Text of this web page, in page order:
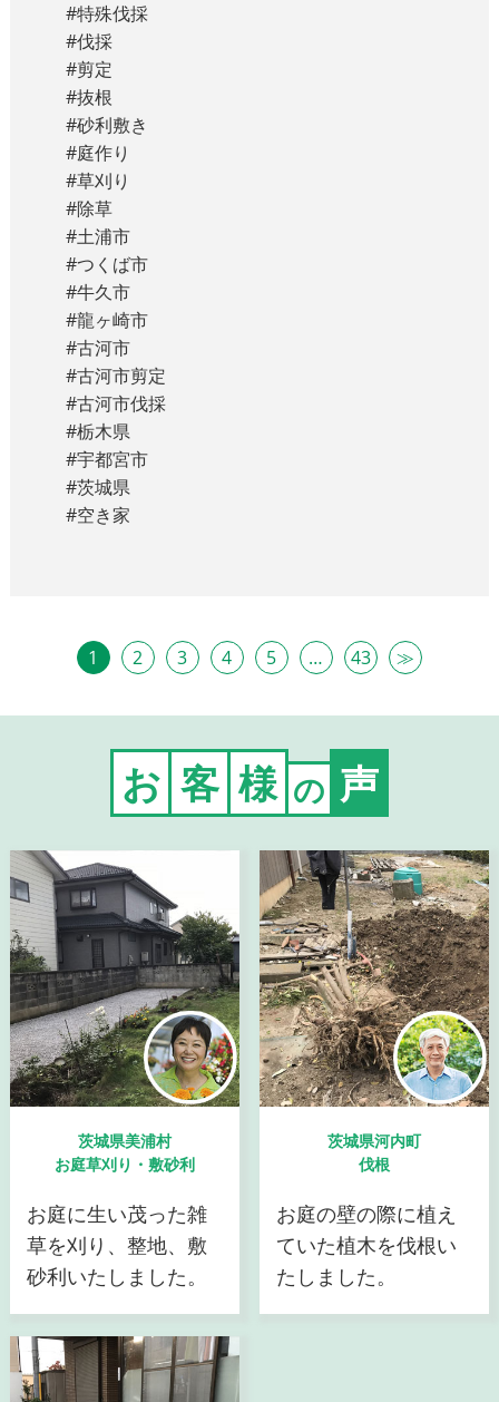
#特殊伐採
#伐採
#剪定
#抜根
#砂利敷き
#庭作り
#草刈り
#除草
#土浦市
#つくば市
#牛久市
#龍ヶ崎市
#古河市
#古河市剪定
#古河市伐採
#栃木県
#宇都宮市
#茨城県
#空き家
1 2 3 4 5 … 43 ≫
お 客 様 の 声
茨城県美浦村
お庭草刈り・敷砂利
お庭に生い茂った雑
草を刈り、整地、敷
砂利いたしました。
茨城県河内町
伐根
お庭の壁の際に植え
ていた植木を伐根い
たしました。